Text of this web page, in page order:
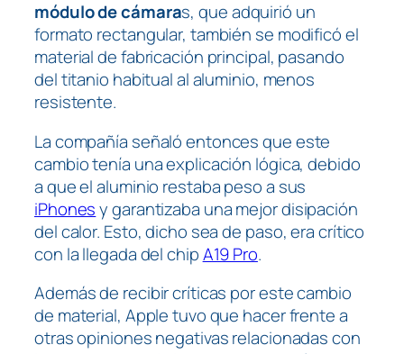
módulo de cámaras, que adquirió un
formato rectangular, también se modificó el
material de fabricación principal, pasando
del titanio habitual al aluminio, menos
resistente.
La compañía señaló entonces que este
cambio tenía una explicación lógica, debido
a que el aluminio restaba peso a sus
iPhonesy garantizaba una mejor disipación
del calor. Esto, dicho sea de paso, era crítico
con la llegada del chipA19 Pro.
Además de recibir críticas por este cambio
de material, Apple tuvo que hacer frente a
otras opiniones negativas relacionadas con